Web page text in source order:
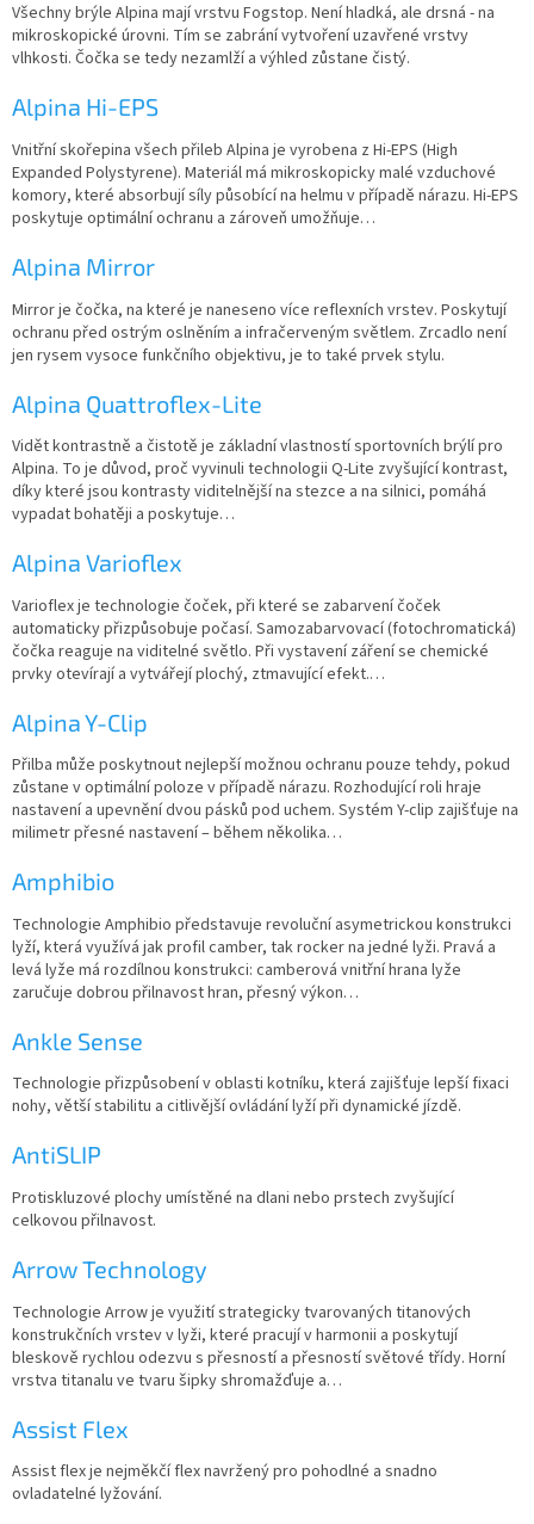
Všechny brýle Alpina mají vrstvu Fogstop. Není hladká, ale drsná - na
mikroskopické úrovni. Tím se zabrání vytvoření uzavřené vrstvy
vlhkosti. Čočka se tedy nezamlží a výhled zůstane čistý.
Alpina Hi-EPS
Vnitřní skořepina všech přileb Alpina je vyrobena z Hi-EPS (High
Expanded Polystyrene). Materiál má mikroskopicky malé vzduchové
komory, které absorbují síly působící na helmu v případě nárazu. Hi-EPS
poskytuje optimální ochranu a zároveň umožňuje…
Alpina Mirror
Mirror je čočka, na které je naneseno více reflexních vrstev. Poskytují
ochranu před ostrým oslněním a infračerveným světlem. Zrcadlo není
jen rysem vysoce funkčního objektivu, je to také prvek stylu.
Alpina Quattroflex-Lite
Vidět kontrastně a čistotě je základní vlastností sportovních brýlí pro
Alpina. To je důvod, proč vyvinuli technologii Q-Lite zvyšující kontrast,
díky které jsou kontrasty viditelnější na stezce a na silnici, pomáhá
vypadat bohatěji a poskytuje…
Alpina Varioflex
Varioflex je technologie čoček, při které se zabarvení čoček
automaticky přizpůsobuje počasí. Samozabarvovací (fotochromatická)
čočka reaguje na viditelné světlo. Při vystavení záření se chemické
prvky otevírají a vytvářejí plochý, ztmavující efekt.…
Alpina Y-Clip
Přilba může poskytnout nejlepší možnou ochranu pouze tehdy, pokud
zůstane v optimální poloze v případě nárazu. Rozhodující roli hraje
nastavení a upevnění dvou pásků pod uchem. Systém Y-clip zajišťuje na
milimetr přesné nastavení – během několika…
Amphibio
Technologie Amphibio představuje revoluční asymetrickou konstrukci
lyží, která využívá jak profil camber, tak rocker na jedné lyži. Pravá a
levá lyže má rozdílnou konstrukci: camberová vnitřní hrana lyže
zaručuje dobrou přilnavost hran, přesný výkon…
Ankle Sense
Technologie přizpůsobení v oblasti kotníku, která zajišťuje lepší fixaci
nohy, větší stabilitu a citlivější ovládání lyží při dynamické jízdě.
AntiSLIP
Protiskluzové plochy umístěné na dlani nebo prstech zvyšující
celkovou přilnavost.
Arrow Technology
Technologie Arrow je využití strategicky tvarovaných titanových
konstrukčních vrstev v lyži, které pracují v harmonii a poskytují
bleskově rychlou odezvu s přesností a přesností světové třídy. Horní
vrstva titanalu ve tvaru šipky shromažďuje a…
Assist Flex
Assist flex je nejměkčí flex navržený pro pohodlné a snadno
ovladatelné lyžování.